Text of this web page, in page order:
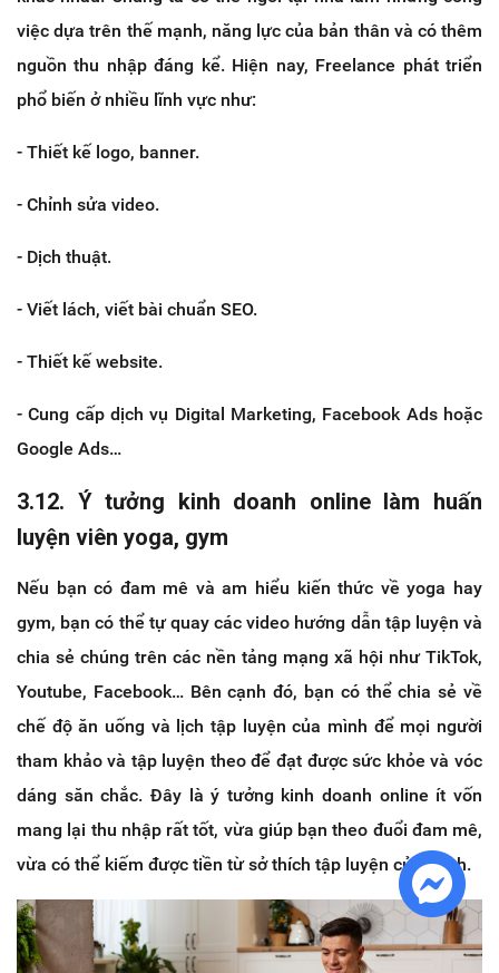
việc dựa trên thế mạnh, năng lực của bản thân và có thêm
nguồn thu nhập đáng kể. Hiện nay, Freelance phát triển
phổ biến ở nhiều lĩnh vực như:
- Thiết kế logo, banner.
- Chỉnh sửa video.
- Dịch thuật.
- Viết lách, viết bài chuẩn SEO.
- Thiết kế website.
- Cung cấp dịch vụ Digital Marketing, Facebook Ads hoặc
Google Ads…
3.12. Ý tưởng kinh doanh online làm huấn
luyện viên yoga, gym
Nếu bạn có đam mê và am hiểu kiến thức về yoga hay
gym, bạn có thể tự quay các video hướng dẫn tập luyện và
chia sẻ chúng trên các nền tảng mạng xã hội như TikTok,
Youtube, Facebook… Bên cạnh đó, bạn có thể chia sẻ về
chế độ ăn uống và lịch tập luyện của mình để mọi người
tham khảo và tập luyện theo để đạt được sức khỏe và vóc
dáng săn chắc. Đây là ý tưởng kinh doanh online ít vốn
mang lại thu nhập rất tốt, vừa giúp bạn theo đuổi đam mê,
vừa có thể kiếm được tiền từ sở thích tập luyện của mình.